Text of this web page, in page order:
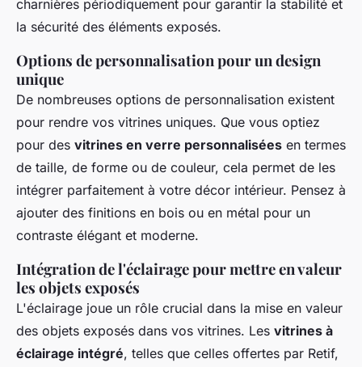
charnières périodiquement pour garantir la stabilité et
la sécurité des éléments exposés.
Options de personnalisation pour un design
unique
De nombreuses options de personnalisation existent
pour rendre vos vitrines uniques. Que vous optiez
pour des vitrines en verre personnalisées en termes
de taille, de forme ou de couleur, cela permet de les
intégrer parfaitement à votre décor intérieur. Pensez à
ajouter des finitions en bois ou en métal pour un
contraste élégant et moderne.
Intégration de l'éclairage pour mettre en valeur
les objets exposés
L'éclairage joue un rôle crucial dans la mise en valeur
des objets exposés dans vos vitrines. Les vitrines à
éclairage intégré, telles que celles offertes par Retif,